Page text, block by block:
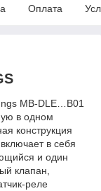
Оплата
MB-DLE…B01
в одном
конструкция
в себя
и один
клапан,
реле